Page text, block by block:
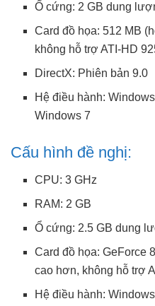
Ổ cứng: 2 GB dung
Card đồ họa: 512 MB
không hỗ trợ ATI-HD
DirectX: Phiên bản 9.0
Hệ điều hành:
Windows 7
Cấu hình đề nghị:
CPU: 3 GHz
RAM: 2 GB
Ổ cứng: 2.5 GB dung
Card đồ họa: GeForce
cao hơn, không hỗ trợ
Hệ điều hành: